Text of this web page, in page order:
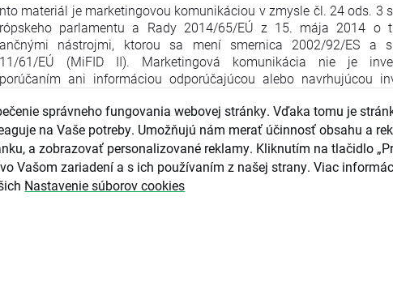
materiál je marketingovou komunikáciou v zmysle čl. 24 ods. 3
parlamentu a Rady 2014/65/EÚ z 15. mája 2014 o
nástrojmi, ktorou sa mení smernica 2002/92/ES a
61/EÚ (MiFID II). Marketingová komunikácia nie je
ani informáciou odporúčajúcou alebo navrhujúcou
apríla 2014 o zneužívaní trhu (nariadenie o zneužívaní trhu) a o
Európskeho parlamentu a Rady 2003/6/ES a smerníc
124/ES, 2003/125/ES a 2004/72/ES a delegovaného nariadenia
2016/958 z 9. marca 2016, ktorým sa dopĺňa nariadenie
a Rady (EÚ) č. 596/2014, pokiaľ ide o regulačné technické
technické opatrenia na objektívnu prezentáciu
správneho fungovania webovej stránky. Vďaka tomu je
na Vaše potreby. Umožňujú nám merať účinnosť obsahu a
a zobrazovať personalizované reklamy. Kliknutím na tlačidlo
Vašom zariadení a s ich používaním z našej strany. Viac
Nastavenie súborov cookies